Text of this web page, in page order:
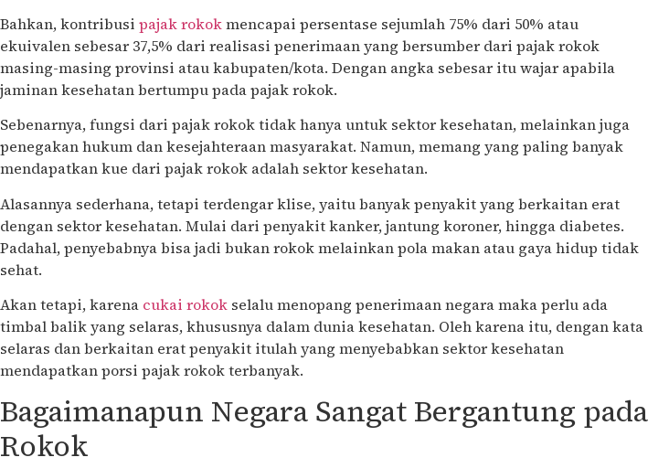
Bahkan, kontribusi pajak rokokmencapai persentase sejumlah 75% dari 50% atau
ekuivalen sebesar 37,5% dari realisasi penerimaan yang bersumber dari pajak rokok
masing-masing provinsi atau kabupaten/kota. Dengan angka sebesar itu wajar apabila
jaminan kesehatan bertumpu pada pajak rokok.
Sebenarnya, fungsi dari pajak rokok tidak hanya untuk sektor kesehatan, melainkan juga
penegakan hukum dan kesejahteraan masyarakat. Namun, memang yang paling banyak
mendapatkan kue dari pajak rokok adalah sektor kesehatan.
Alasannya sederhana, tetapi terdengar klise, yaitu banyak penyakit yang berkaitan erat
dengan sektor kesehatan. Mulai dari penyakit kanker, jantung koroner, hingga diabetes.
Padahal, penyebabnya bisa jadi bukan rokok melainkan pola makan atau gaya hidup tidak
sehat.
Akan tetapi, karena cukai rokok selalu menopang penerimaan negara maka perlu ada
timbal balik yang selaras, khususnya dalam dunia kesehatan. Oleh karena itu, dengan kata
selaras dan berkaitan erat penyakit itulah yang menyebabkan sektor kesehatan
mendapatkan porsi pajak rokok terbanyak.
Bagaimanapun Negara Sangat Bergantung pada
Rokok